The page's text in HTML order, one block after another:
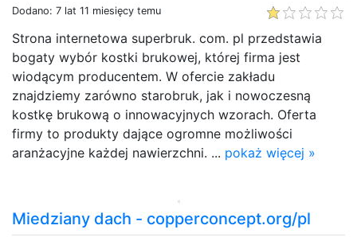
Dodano: 7 lat 11 miesięcy temu
Strona internetowa superbruk. com. pl przedstawia
bogaty wybór kostki brukowej, której firma jest
wiodącym producentem. W ofercie zakładu
znajdziemy zarówno starobruk, jak i nowoczesną
kostkę brukową o innowacyjnych wzorach. Oferta
firmy to produkty dające ogromne możliwości
aranżacyjne każdej nawierzchni. ... pokaż więcej »
Miedziany dach - copperconcept.org/pl